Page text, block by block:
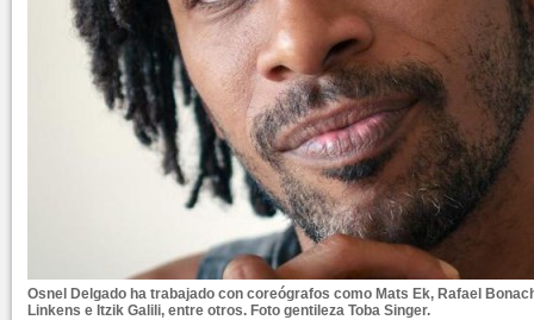
Osnel Delgado ha trabajado con coreógrafos como Mats Ek, Rafael
Linkens e Itzik Galili, entre otros. Foto gentileza Toba Singer.